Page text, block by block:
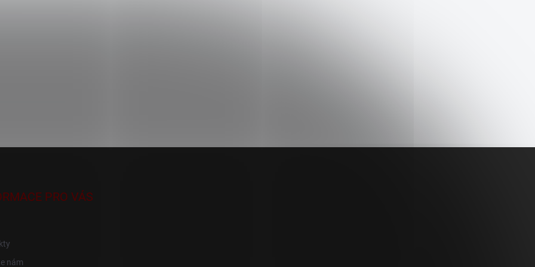
PRO VÁS
nám